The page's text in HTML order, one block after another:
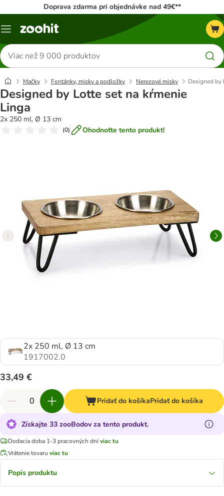
Doprava zdarma pri objednávke nad 49€**
Kategórie
Hľadať
produkty
Mačky Fontánky, misky a podložky Nerezové misky Designed by
Designed by Lotte set na kŕmenie
Linga
2x 250 ml, Ø 13 cm
(0) Ohodnoťte tento produkt!
2x 250 ml, Ø 13 cm
1917002.0
33,49 €
Pridať do košíkaPridať do košíka
Získajte 33 zooBodov za tento produkt.
Dodacia doba 1-3 pracovných dníviac tu
Vrátenie tovaru viac tu
Popis produktu